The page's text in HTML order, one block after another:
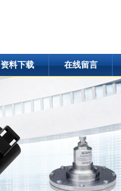
资料下载 在线留言